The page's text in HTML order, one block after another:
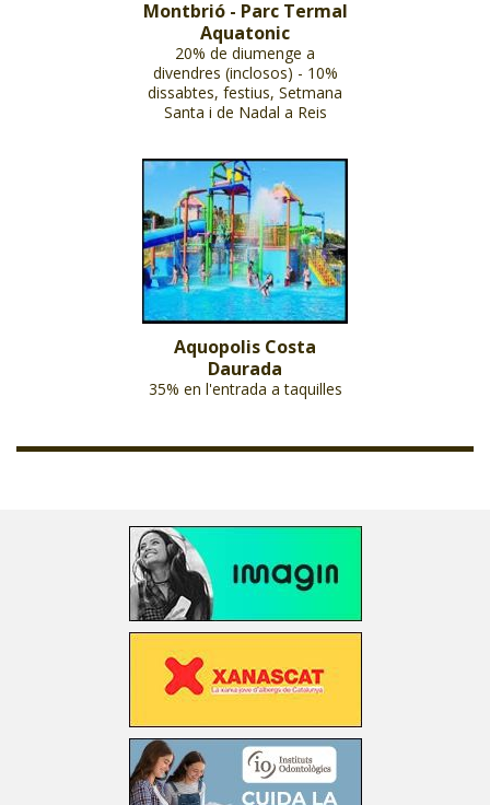
Montbrió - Parc Termal
Aquatonic
20% de diumenge a
divendres (inclosos) - 10%
dissabtes, festius, Setmana
Santa i de Nadal a Reis
Aquopolis Costa
Daurada
35% en l'entrada a taquilles